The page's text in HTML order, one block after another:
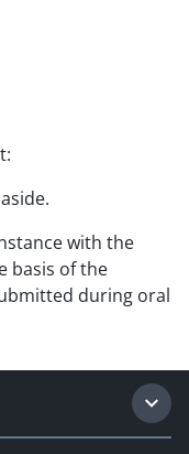
with the
basis of the
during oral